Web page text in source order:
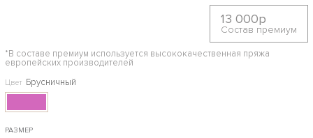
13 000р
Состав премиум
*В составе премиум используется высококачественная пряжа
европейских производителей
Цвет Брусничный
РАЗМЕР